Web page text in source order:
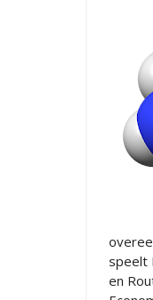
speelt
en